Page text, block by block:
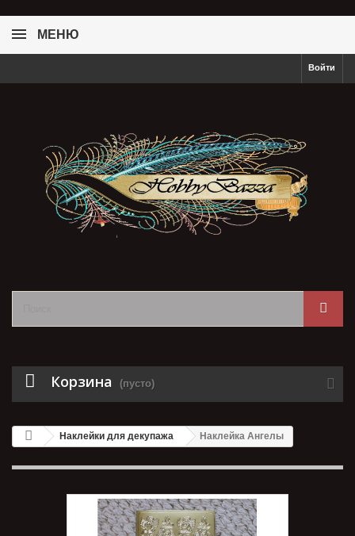
МЕНЮ
Войти
Корзина (пусто)
Наклейки для декупажа Наклейка Ангелы